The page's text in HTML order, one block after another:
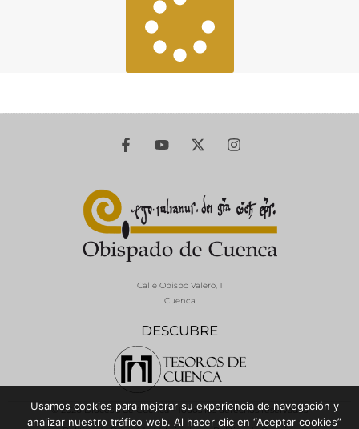
DESCUBRE
Calle Obispo Valero, 1
Cuenca
© 2026 Diócesis de Cuenca - Todos los derechos reservados
Usamos cookies para mejorar su experiencia de navegación y
analizar nuestro tráfico web. Al hacer clic en “Aceptar cookies”